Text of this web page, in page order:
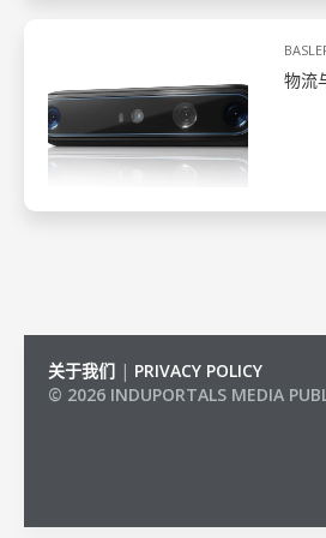
物流
关于我们 | PRIVACY POLICY
© 2026 INDUPORTALS MEDIA